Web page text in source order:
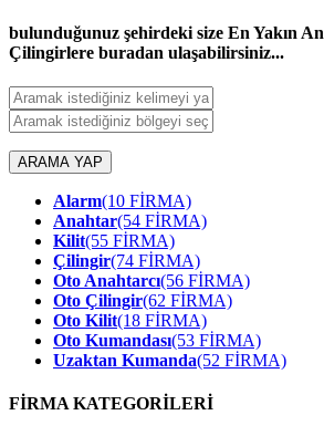
bulunduğunuz şehirdeki size En Yakın
Çilingirlere buradan ulaşabilirsiniz...
ARAMA YAP
Alarm(10 FİRMA)
Anahtar(54 FİRMA)
Kilit(55 FİRMA)
Çilingir(74 FİRMA)
Oto Anahtarcı(56 FİRMA)
Oto Çilingir(62 FİRMA)
Oto Kilit(18 FİRMA)
Oto Kumandası(53 FİRMA)
Uzaktan Kumanda(52 FİRMA)
FİRMA KATEGORİLERİ